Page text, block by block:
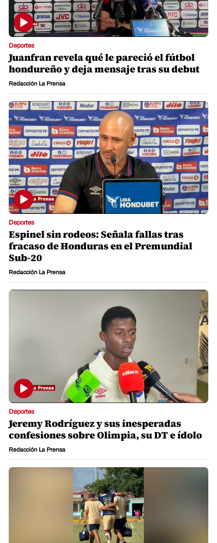
Deportes
Juanfran revela qué le pareció el fútbol
hondureño y deja mensaje tras su debut
Redacción La Prensa
Deportes
Espinel sin rodeos: Señala fallas tras
fracaso de Honduras en el Premundial
Sub-20
Redacción La Prensa
Deportes
Jeremy Rodríguez y sus inesperadas
confesiones sobre Olimpia, su DT e ídolo
Redacción La Prensa